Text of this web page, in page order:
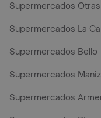
Supermercados
Supermercados La
Supermercados Bello
Supermercados
Supermercados